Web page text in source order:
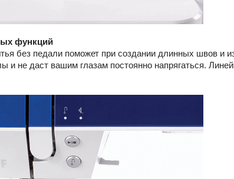
функций
без педали поможет при создании длинных швов и
и не даст вашим глазам постоянно напрягаться.